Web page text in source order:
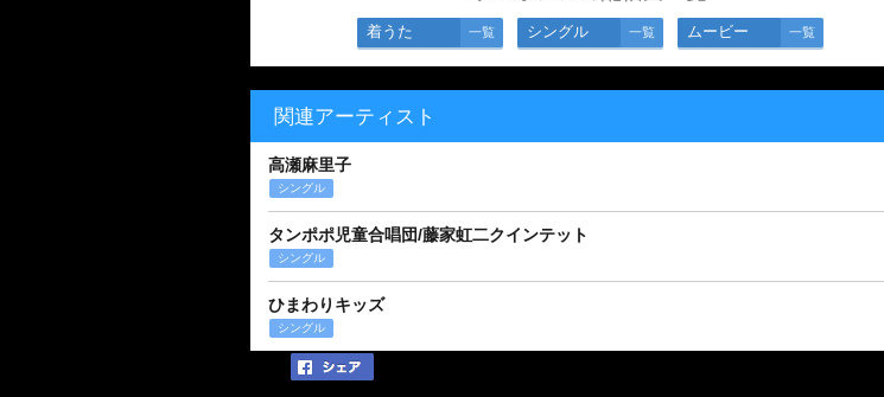
着うた 一覧 シングル 一覧 ムービー 一覧
関連アーティスト
高瀬麻里子
シングル
タンポポ児童合唱団/藤家虹二クインテット
シングル
ひまわりキッズ
シングル